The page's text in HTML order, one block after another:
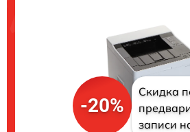
-20%
Скидка
записи